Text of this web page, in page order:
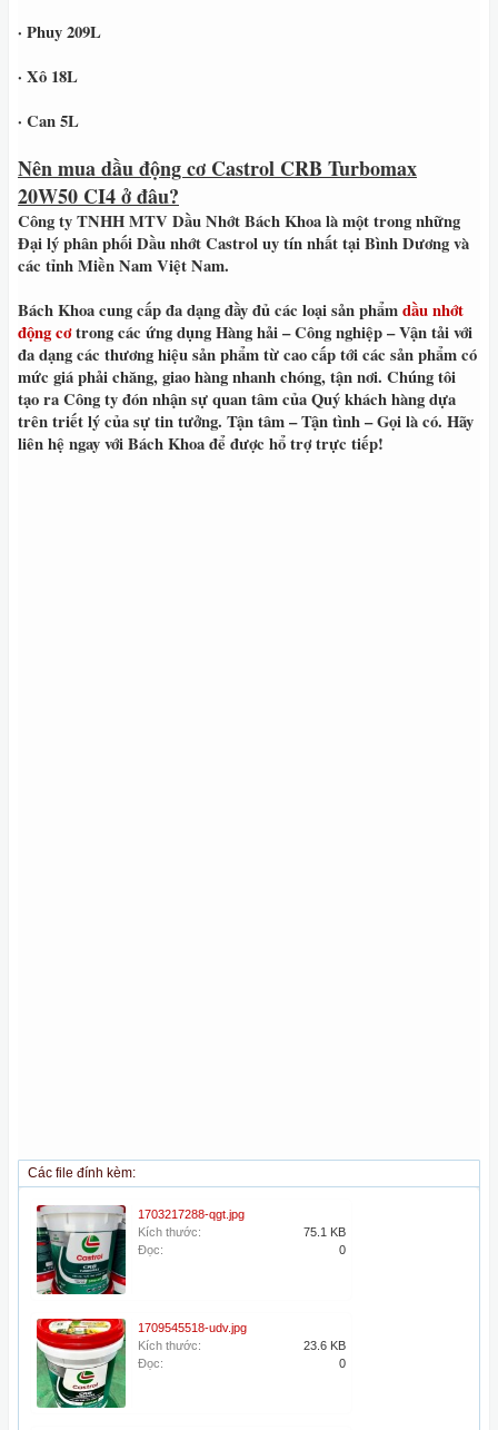
· Phuy 209L
· Xô 18L
· Can 5L
Nên mua dầu động cơ Castrol CRB Turbomax
20W50 CI4 ở đâu?
Công ty TNHH MTV Dầu Nhớt Bách Khoalà một trong những
Đại lý phân phối Dầu nhớtCastroluy tín nhất tạiBình Dươngvà
các tỉnhMiền Nam Việt Nam.
Bách Khoacung cấp đa dạng đầy đủ các loại sản phẩmdầu nhớt
động cơtrong các ứng dụngHàng hải – Công nghiệp – Vận tảivới
đa dạng các thương hiệu sản phẩm từ cao cấp tới các sản phẩm có
mức giá phải chăng, giao hàng nhanh chóng, tận nơi. Chúng tôi
tạo ra Công ty đón nhận sự quan tâm của Quý khách hàng dựa
trên triết lý của sự tin tưởng. Tận tâm – Tận tình – Gọi là có. Hãy
liên hệ ngay vớiBách Khoađể được hổ trợ trực tiếp!
Các file đính kèm:
1703217288-qgt.jpg
Kích thước:
75.1 KB
Đọc:
0
1709545518-udv.jpg
Kích thước:
23.6 KB
Đọc:
0